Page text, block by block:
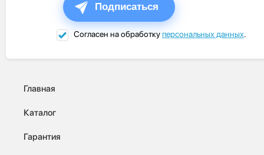
Подписаться
Согласен на обработкуперсональных данных.
Главная
Каталог
Гарантия